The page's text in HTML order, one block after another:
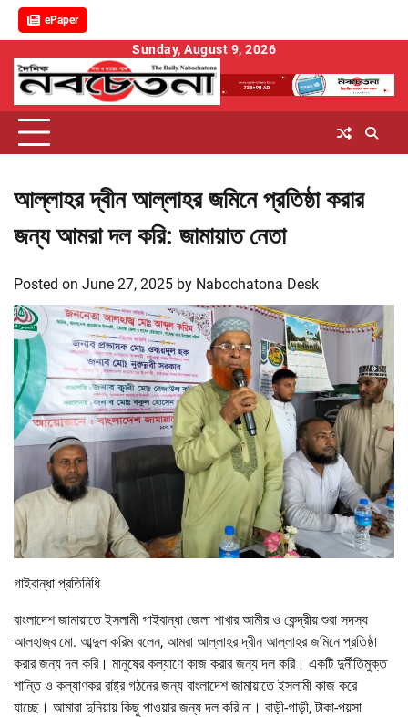
ePaper
content
Sunday, August 9, 2026
আল্লাহর দ্বীন আল্লাহর জমিনে প্রতিষ্ঠা করার
জন্য আমরা দল করি: জামায়াত নেতা
Posted on June 27, 2025 by Nabochatona Desk
গাইবান্ধা প্রতিনিধি
বাংলাদেশ জামায়াতে ইসলামী গাইবান্ধা জেলা শাখার আমীর ও কেন্দ্রীয় শুরা সদস্য
আলহাজ্ব মো. আব্দুল করিম বলেন, আমরা আল্লাহর দ্বীন আল্লাহর জমিনে প্রতিষ্ঠা
করার জন্য দল করি। মানুষের কল্যাণে কাজ করার জন্য দল করি। একটি দুর্নীতিমুক্ত
শান্তি ও কল্যাণকর রাষ্ট্র গঠনের জন্য বাংলাদেশ জামায়াতে ইসলামী কাজ করে
যাচ্ছে। আমারা দুনিয়ায় কিছু পাওয়ার জন্য দল করি না। বাড়ী-গাড়ী, টাকা-পয়সা